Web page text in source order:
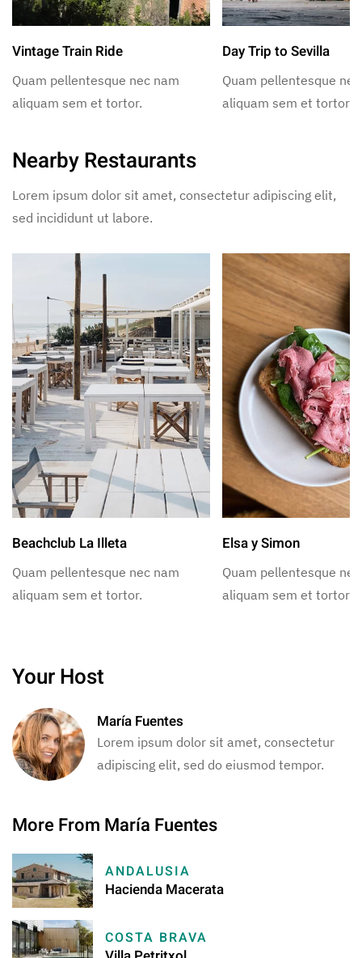
Vintage Train Ride
Quam pellentesque nec nam
aliquam sem et tortor.
Day Trip to Sevilla
Quam pellentesque
aliquam sem et tortor.
Nearby Restaurants
Lorem ipsum dolor sit amet, consectetur adipiscing elit,
sed incididunt ut labore.
Beachclub La Illeta
Quam pellentesque nec nam
aliquam sem et tortor.
Elsa y Simon
Quam pellentesque
aliquam sem et tortor.
Your Host
María Fuentes
Lorem ipsum dolor sit amet, consectetur
adipiscing elit, sed do eiusmod tempor.
More From María Fuentes
ANDALUSIA
Hacienda Macerata
COSTA BRAVA